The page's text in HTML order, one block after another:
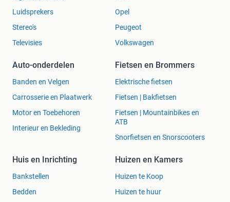
Luidsprekers
Stereo's
Televisies
Opel
Peugeot
Volkswagen
Auto-onderdelen
Banden en Velgen
Carrosserie en Plaatwerk
Motor en Toebehoren
Interieur en Bekleding
Fietsen en Brommers
Elektrische fietsen
Fietsen | Bakfietsen
Fietsen | Mountainbikes en
ATB
Snorfietsen en Snorscooters
Huis en Inrichting
Bankstellen
Bedden
Huizen en Kamers
Huizen te Koop
Huizen te huur